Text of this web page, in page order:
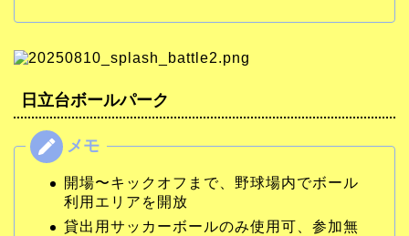
日立台ボールパーク
開場〜キックオフまで、野球場内でボール
利用エリアを開放
貸出用サッカーボールのみ使用可、参加無